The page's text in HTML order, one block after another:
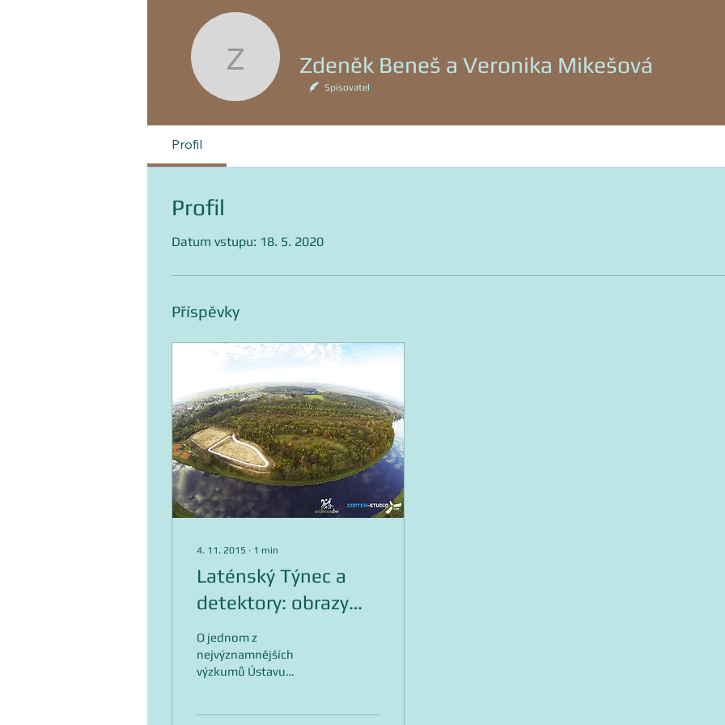
Zdeněk Beneš a Veronika Mikešová
Zdeněk Beneš a Veronika Mikešová
Spisovatel
Profil
Profil
Datum vstupu: 18. 5. 2020
Příspěvky
4. 11. 2015 ∙ 1 min
Laténský Týnec a
detektory: obrazy
vyprávějí
O jednom z
nejvýznamnějších
výzkumů Ústavu